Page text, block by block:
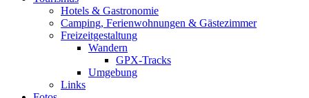
Hotels & Gastronomie
Camping, Ferienwohnungen & Gästezimmer
Freizeitgestaltung
Wandern
GPX-Tracks
Umgebung
Links